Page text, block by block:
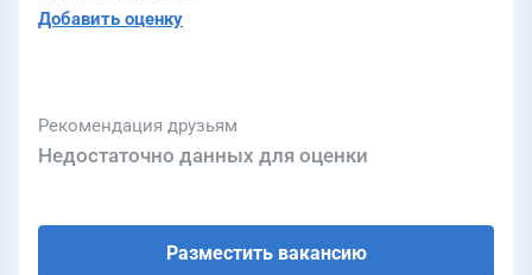
Добавить оценку
Рекомендация друзьям
Недостаточно данных для оценки
Разместить вакансию